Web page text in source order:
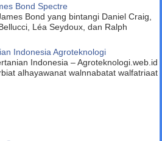
Bond Spectre
Bond yang bintangi Daniel Craig,
Léa Seydoux, dan Ralph
Indonesia Agroteknologi
Indonesia – Agroteknologi.web.id
alhayawanat walnnabatat walfatriaat